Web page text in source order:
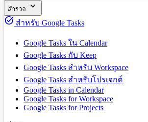
สำรวจ
expand_more
task_alt สำหรับ Google Tasks
Google Tasks ใน Calendar
Google Tasks กับ Keep
Google Tasks สำหรับ Workspace
Google Tasks สำหรับโปรเจกต์
Google Tasks in Calendar
Google Tasks for Workspace
Google Tasks for Projects